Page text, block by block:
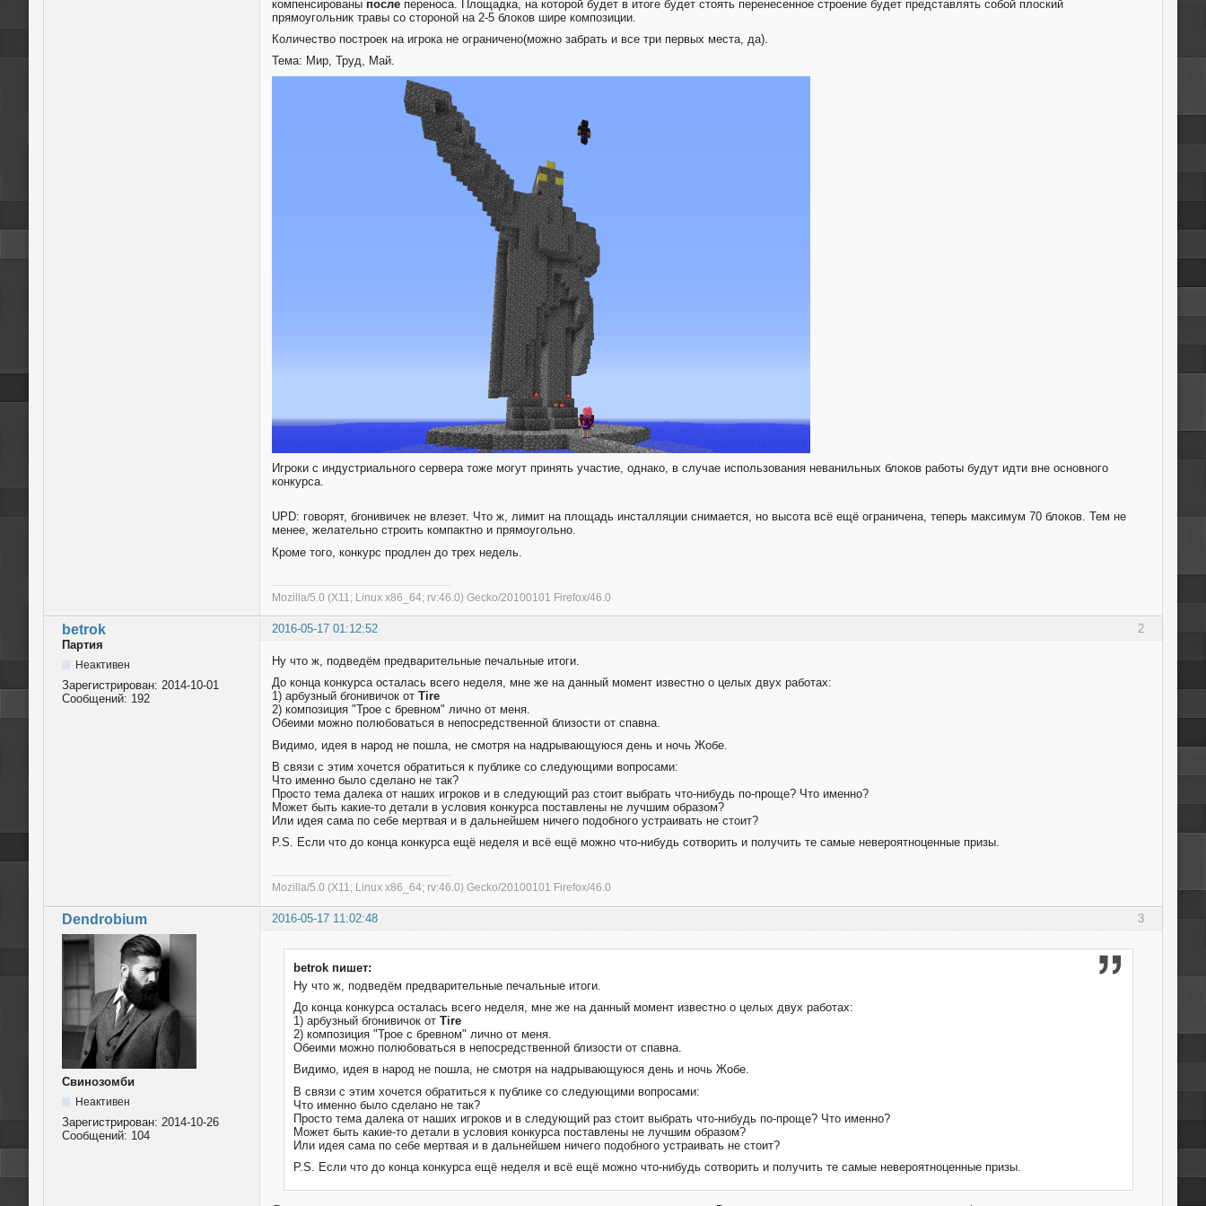
компенсированы после переноса. Площадка, на которой будет в итоге будет стоять перенесенное строение будет представлять собой плоский
прямоугольник травы со стороной на 2-5 блоков шире композиции.
Количество построек на игрока не ограничено(можно забрать и все три первых места, да).
Тема: Мир, Труд, Май.
Игроки с индустриального сервера тоже могут принять участие, однако, в случае использования неванильных блоков работы будут идти вне основного
конкурса.
UPD: говорят, бrонивичек не влезет. Что ж, лимит на площадь инсталляции снимается, но высота всё ещё ограничена, теперь максимум 70 блоков. Тем не
менее, желательно строить компактно и прямоугольно.
Кроме того, конкурс продлен до трех недель.
Mozilla/5.0 (X11; Linux x86_64; rv:46.0) Gecko/20100101 Firefox/46.0
2
betrok
2016-05-17 01:12:52
Партия
Неактивен
Зарегистрирован: 2014-10-01
Сообщений: 192
Ну что ж, подведём предварительные печальные итоги.
До конца конкурса осталась всего неделя, мне же на данный момент известно о целых двух работах:
1) арбузный бrонивичок отTire
2) композиция "Трое с бревном" лично от меня.
Обеими можно полюбоваться в непосредственной близости от спавна.
Видимо, идея в народ не пошла, не смотря на надрывающуюся день и ночь Жобе.
В связи с этим хочется обратиться к публике со следующими вопросами:
Что именно было сделано не так?
Просто тема далека от наших игроков и в следующий раз стоит выбрать что-нибудь по-проще? Что именно?
Может быть какие-то детали в условия конкурса поставлены не лучшим образом?
Или идея сама по себе мертвая и в дальнейшем ничего подобного устраивать не стоит?
P.S. Если что до конца конкурса ещё неделя и всё ещё можно что-нибудь сотворить и получить те самые невероятноценные призы.
Mozilla/5.0 (X11; Linux x86_64; rv:46.0) Gecko/20100101 Firefox/46.0
3
Dendrobium 2016-05-17 11:02:48
Свинозомби
Неактивен
Зарегистрирован: 2014-10-26
Сообщений: 104
betrok пишет:
Ну что ж, подведём предварительные печальные итоги.
До конца конкурса осталась всего неделя, мне же на данный момент известно о целых двух работах:
1) арбузный бrонивичок от Tire
2) композиция "Трое с бревном" лично от меня.
Обеими можно полюбоваться в непосредственной близости от спавна.
Видимо, идея в народ не пошла, не смотря на надрывающуюся день и ночь Жобе.
В связи с этим хочется обратиться к публике со следующими вопросами:
Что именно было сделано не так?
Просто тема далека от наших игроков и в следующий раз стоит выбрать что-нибудь по-проще? Что именно?
Может быть какие-то детали в условия конкурса поставлены не лучшим образом?
Или идея сама по себе мертвая и в дальнейшем ничего подобного устраивать не стоит?
P.S. Если что до конца конкурса ещё неделя и всё ещё можно что-нибудь сотворить и получить те самые невероятноценные призы.